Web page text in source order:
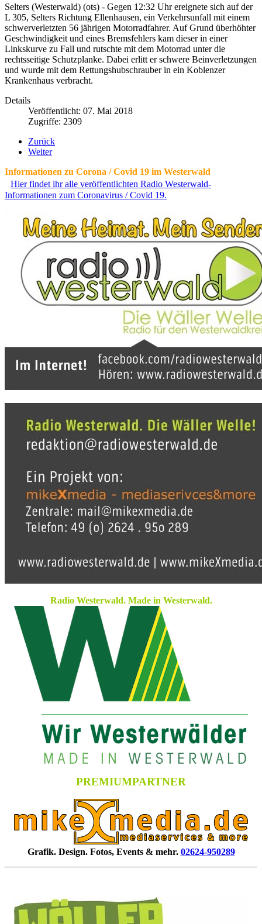
Selters (Westerwald) (ots) - Gegen 12:32 Uhr ereignete sich auf der
L 305, Selters Richtung Ellenhausen, ein Verkehrsunfall mit einem
schwerverletzten 56 jährigen Motorradfahrer. Auf Grund überhöhter
Geschwindigkeit und eines Bremsfehlers kam dieser in einer
Linkskurve zu Fall und rutschte mit dem Motorrad unter die
rechtsseitige Schutzplanke. Dabei erlitt er schwere Beinverletzungen
und wurde mit dem Rettungshubschrauber in ein Koblenzer
Krankenhaus verbracht.
Details
Veröffentlicht: 07. Mai 2018
Zugriffe: 2309
Zurück
Weiter
Informationen zu Corona / Covid 19 im Westerwald
Hier findet ihr alle veröffentlichten Radio Westerwald-
Informationen zum Coronavirus / Covid 19.
Radio Westerwald. Made in Westerwald.
PREMIUMPARTNER
Grafik. Design. Fotos, Events & mehr. 02624-950289